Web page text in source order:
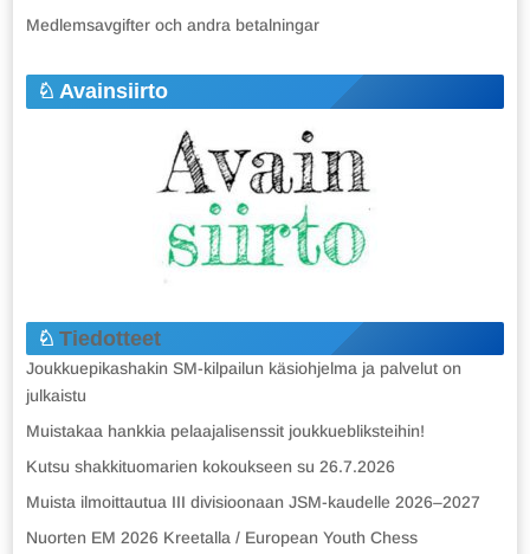
Medlemsavgifter och andra betalningar
Avainsiirto
Tiedotteet
Joukkuepikashakin SM-kilpailun käsiohjelma ja palvelut on
julkaistu
Muistakaa hankkia pelaajalisenssit joukkuebliksteihin!
Kutsu shakkituomarien kokoukseen su 26.7.2026
Muista ilmoittautua III divisioonaan JSM-kaudelle 2026–2027
Nuorten EM 2026 Kreetalla / European Youth Chess